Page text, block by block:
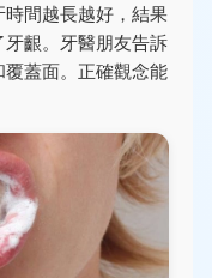
間越長越好，結果
齦。牙醫朋友告訴
蓋面。正確觀念能